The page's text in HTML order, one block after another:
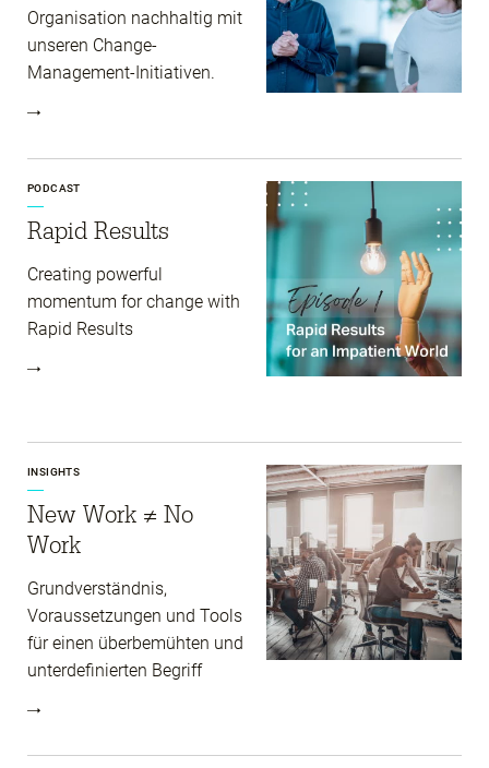
Organisation nachhaltig mit
unseren Change-
Management-Initiativen.
PODCAST
Rapid Results
Creating powerful
momentum for change with
Rapid Results
INSIGHTS
New Work ≠ No
Work
Grundverständnis,
Voraussetzungen und Tools
für einen überbemühten und
unterdefinierten Begriff